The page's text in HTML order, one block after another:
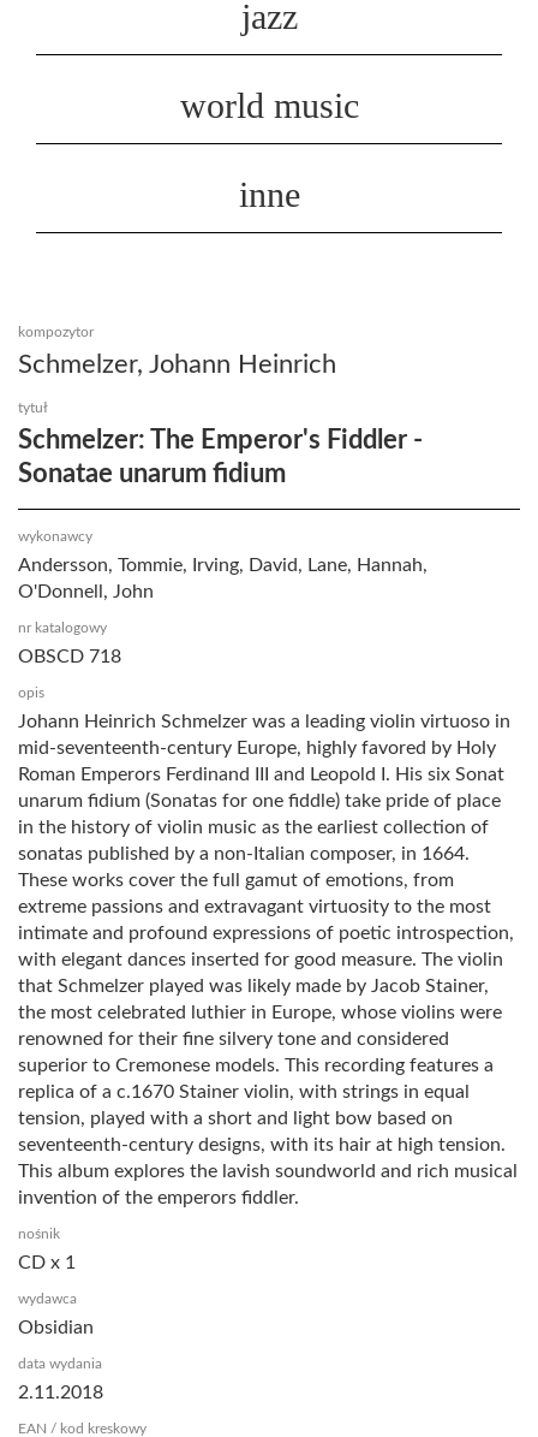
jazz
world music
inne
kompozytor
Schmelzer, Johann Heinrich
tytuł
Schmelzer: The Emperor's Fiddler -
Sonatae unarum fidium
wykonawcy
Andersson, Tommie, Irving, David, Lane, Hannah,
O'Donnell, John
nr katalogowy
OBSCD 718
opis
Johann Heinrich Schmelzer was a leading violin virtuoso in
mid-seventeenth-century Europe, highly favored by Holy
Roman Emperors Ferdinand III and Leopold I. His six Sonat
unarum fidium (Sonatas for one fiddle) take pride of place
in the history of violin music as the earliest collection of
sonatas published by a non-Italian composer, in 1664.
These works cover the full gamut of emotions, from
extreme passions and extravagant virtuosity to the most
intimate and profound expressions of poetic introspection,
with elegant dances inserted for good measure. The violin
that Schmelzer played was likely made by Jacob Stainer,
the most celebrated luthier in Europe, whose violins were
renowned for their fine silvery tone and considered
superior to Cremonese models. This recording features a
replica of a c.1670 Stainer violin, with strings in equal
tension, played with a short and light bow based on
seventeenth-century designs, with its hair at high tension.
This album explores the lavish soundworld and rich musical
invention of the emperors fiddler.
nośnik
CD x 1
wydawca
Obsidian
data wydania
2.11.2018
EAN / kod kreskowy